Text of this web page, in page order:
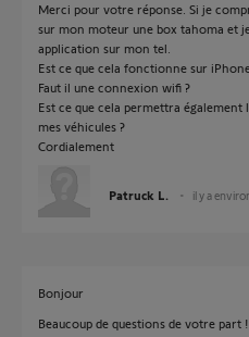
Merci pour votre réponse. Si je
sur mon moteur une box tahoma et
application sur mon tel.
Est ce que cela fonctionne sur
Faut il une connexion wifi ?
Est ce que cela permettra
mes véhicules ?
Cordialement
Patruck L. il y a
Bonjour
Beaucoup de questions de votre part